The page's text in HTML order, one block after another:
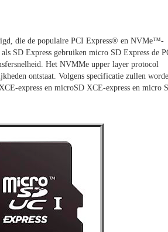
die de populaire PCI Express® en NVMe™-
SD Express gebruiken micro SD Express de
Het NVMMe upper layer protocol
ontstaat. Volgens specificatie zullen
express en microSD XCE-express en micro